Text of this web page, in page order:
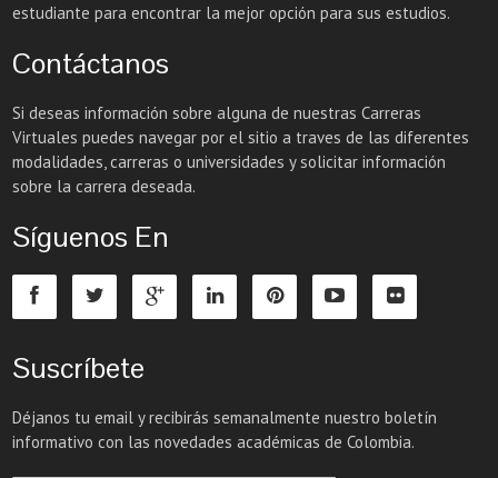
estudiante para encontrar la mejor opción para sus estudios.
Contáctanos
Si deseas información sobre alguna de nuestras Carreras
Virtuales puedes navegar por el sitio a traves de las diferentes
modalidades, carreras o universidades y solicitar información
sobre la carrera deseada.
Síguenos En
Suscríbete
Déjanos tu email y recibirás semanalmente nuestro boletín
informativo con las novedades académicas de Colombia.